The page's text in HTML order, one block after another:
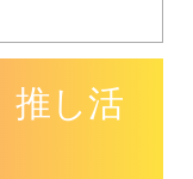
推し活